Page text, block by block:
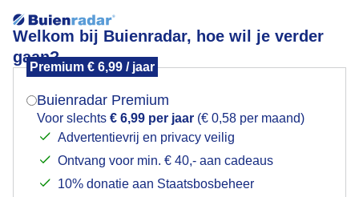
Welkom bij Buienradar, hoe wil je verder
gaan?
Premium € 6,99 / jaar
Buienradar Premium
Voor slechts € 6,99 per jaar (€ 0,58 per maand)
Advertentievrij en privacy veilig
Ontvang voor min. € 40,- aan cadeaus
10% donatie aan Staatsbosbeheer
Veel bewolking vandaag
Mogen we je locatie gebruiken voor het
Indien je hier nog geen akkoord op hebt gegeven,
verschijnt er zo een pop-up uit je browser waarin